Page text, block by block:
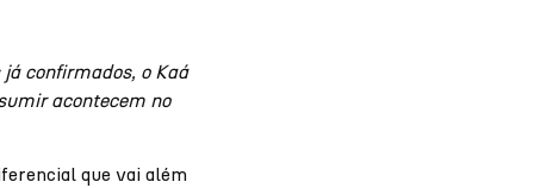
confirmados, o Kaá
acontecem no
que vai além